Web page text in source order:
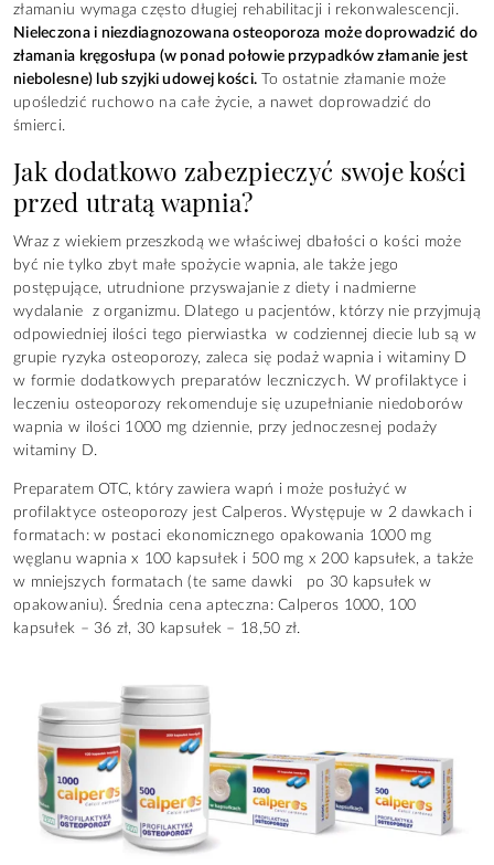
złamaniu wymaga często długiej rehabilitacji i rekonwalescencji.
Nieleczona i niezdiagnozowana osteoporoza może doprowadzić do
złamania kręgosłupa (w ponad połowie przypadków złamanie jest
niebolesne) lub szyjki udowej kości. To ostatnie złamanie może
upośledzić ruchowo na całe życie, a nawet doprowadzić do
śmierci.
Jak dodatkowo zabezpieczyć swoje kości
przed utratą wapnia?
Wraz z wiekiem przeszkodą we właściwej dbałości o kości może
być nie tylko zbyt małe spożycie wapnia, ale także jego
postępujące, utrudnione przyswajanie z diety i nadmierne
wydalanie z organizmu. Dlatego u pacjentów, którzy nie przyjmują
odpowiedniej ilości tego pierwiastka w codziennej diecie lub są w
grupie ryzyka osteoporozy, zaleca się podaż wapnia i witaminy D
w formie dodatkowych preparatów leczniczych. W profilaktyce i
leczeniu osteoporozy rekomenduje się uzupełnianie niedoborów
wapnia w ilości 1000 mg dziennie, przy jednoczesnej podaży
witaminy D.
Preparatem OTC, który zawiera wapń i może posłużyć w
profilaktyce osteoporozy jest Calperos. Występuje w 2 dawkach i
formatach: w postaci ekonomicznego opakowania 1000 mg
węglanu wapnia x 100 kapsułek i 500 mg x 200 kapsułek, a także
w mniejszych formatach (te same dawki po 30 kapsułek w
opakowaniu). Średnia cena apteczna: Calperos 1000, 100
kapsułek – 36 zł, 30 kapsułek – 18,50 zł.